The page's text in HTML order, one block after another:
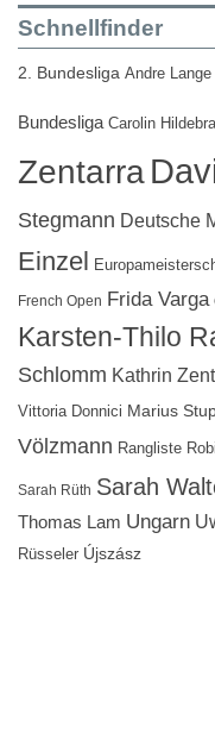
Schnellfinder
2. Bundesliga Andre Lange
Bundesliga Carolin
Zentarra
Stegmann Deutsche
Einzel
French Open Frida Varga
Karsten-Thilo
Schlomm Kathrin
Vittoria Donnici Marius
Völzmann Rangliste
Sarah Rüth Sarah
Thomas Lam Ungarn
Rüsseler Újszász